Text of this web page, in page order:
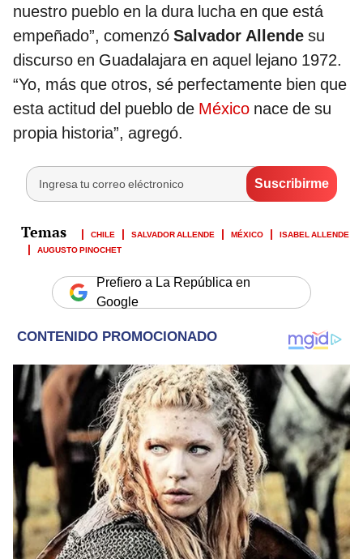
nuestro pueblo en la dura lucha en que está
empeñado”, comenzó Salvador Allende su
discurso en Guadalajara en aquel lejano 1972.
“Yo, más que otros, sé perfectamente bien que
esta actitud del pueblo de México nace de su
propia historia”, agregó.
CHILE SALVADOR ALLENDE MÉXICO
ISABEL ALLENDE
AUGUSTO PINOCHET
Prefiero a La República en
Google